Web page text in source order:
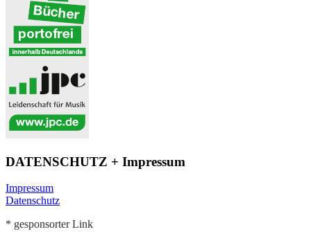
DATENSCHUTZ + Impressum
Impressum
Datenschutz
* gesponsorter Link